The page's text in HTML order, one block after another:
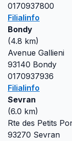
0170937800
Filialinfo
Bondy
(4.8 km)
Avenue Gallieni
93140 Bondy
0170937936
Filialinfo
Sevran
(6.0 km)
Rte des Petits
93270 Sevran